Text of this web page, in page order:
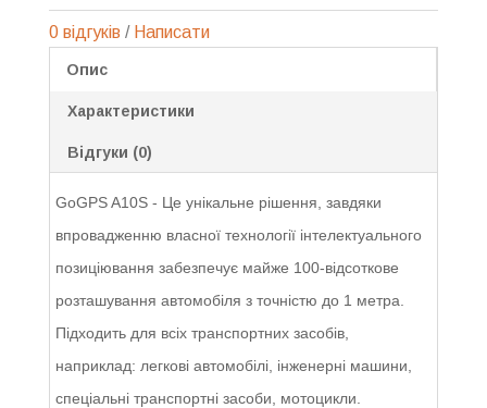
0 відгуків / Написати
Опис
Характеристики
Відгуки (0)
GoGPS A10S - Це унікальне рішення, завдяки
впровадженню власної технології інтелектуального
позиціювання забезпечує майже 100-відсоткове
розташування автомобіля з точністю до 1 метра.
Підходить для всіх транспортних засобів,
наприклад: легкові автомобілі, інженерні машини,
спеціальні транспортні засоби, мотоцикли.